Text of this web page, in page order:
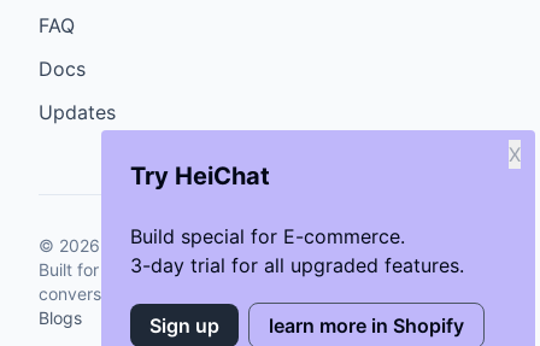
Try HeiChat
Build special for E-commerce.
3-day trial for all upgraded features.
X
Sign up learn more in Shopify
FAQ
Docs
Updates
© 2026 GenCybers Inc. All rights reserved.
Built for storefronts that want faster answers and cleaner
conversions.
Blogs